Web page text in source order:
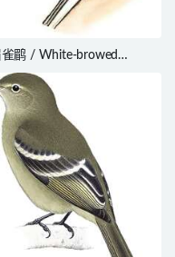
雀鹛 / White-browed
/ Fulvetta vinipectus